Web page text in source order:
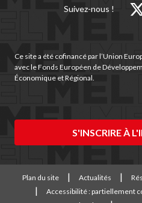
Suivez-nous !
Ce site a été cofinancé par l’Union
avec le Fonds Européen de
Économique et Régional.
S'INSCRIRE À
Plan du site Actualités
Accessibilité : partiellement